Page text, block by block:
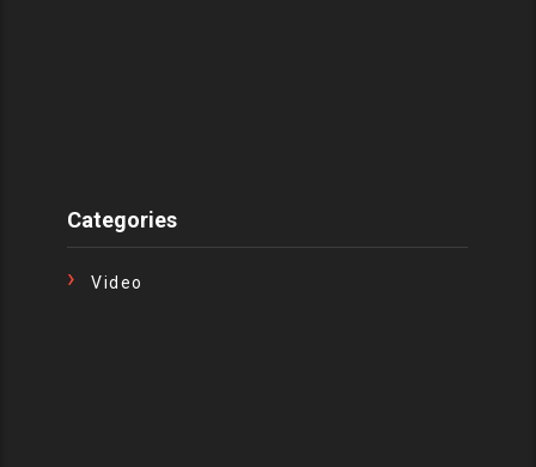
Categories
Video